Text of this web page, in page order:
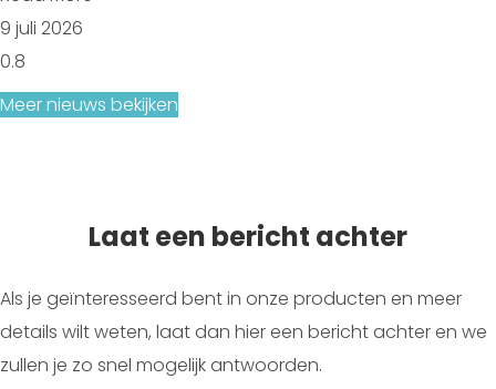
9 juli 2026
Meer nieuws bekijken
Laat een bericht achter
Als je geïnteresseerd bent in onze producten en meer
details wilt weten, laat dan hier een bericht achter en we
zullen je zo snel mogelijk antwoorden.